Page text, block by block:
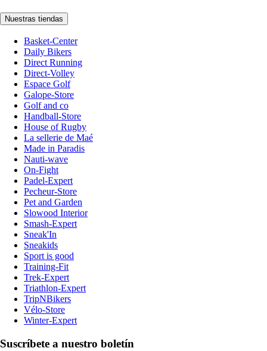
Nuestras tiendas
Basket-Center
Daily Bikers
Direct Running
Direct-Volley
Espace Golf
Galope-Store
Golf and co
Handball-Store
House of Rugby
La sellerie de Maé
Made in Paradis
Nauti-wave
On-Fight
Padel-Expert
Pecheur-Store
Pet and Garden
Slowood Interior
Smash-Expert
Sneak'In
Sneakids
Sport is good
Training-Fit
Trek-Expert
Triathlon-Expert
TripNBikers
Vélo-Store
Winter-Expert
Suscríbete a nuestro boletín